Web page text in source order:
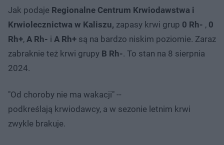
Jak podaje Regionalne Centrum Krwiodawstwa i
Krwiolecznictwa w Kaliszu, zapasy krwi grup 0 Rh- , 0
Rh+, A Rh- i A Rh+ są na bardzo niskim poziomie. Zaraz
zabraknie też krwi grupy B Rh-. To stan na 8 sierpnia
2024.
"Od choroby nie ma wakacji" --
podkreślają krwiodawcy, a w sezonie letnim krwi
zwykle brakuje.